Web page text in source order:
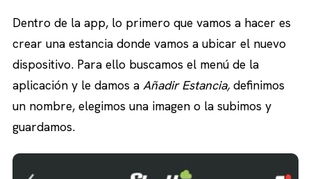
Dentro de la app, lo primero que vamos a hacer es
crear una estancia donde vamos a ubicar el nuevo
dispositivo. Para ello buscamos el menú de la
aplicación y le damos a Añadir Estancia, definimos
un nombre, elegimos una imagen o la subimos y
guardamos.